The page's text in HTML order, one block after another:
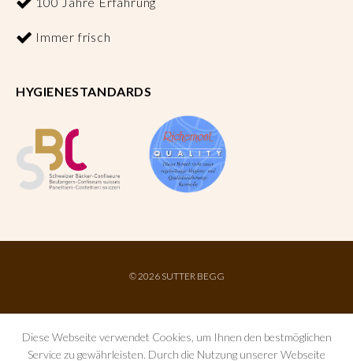
Immer frisch
HYGIENESTANDARDS
© 2026 SUTTER BEGG
Diese Webseite verwendet Cookies, um Ihnen den bestmöglichen
Service zu gewährleisten. Durch die Nutzung unserer Webseite